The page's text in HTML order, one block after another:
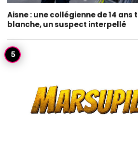
Aisne : une collégienne de 14 ans
blanche, un suspect interpellé